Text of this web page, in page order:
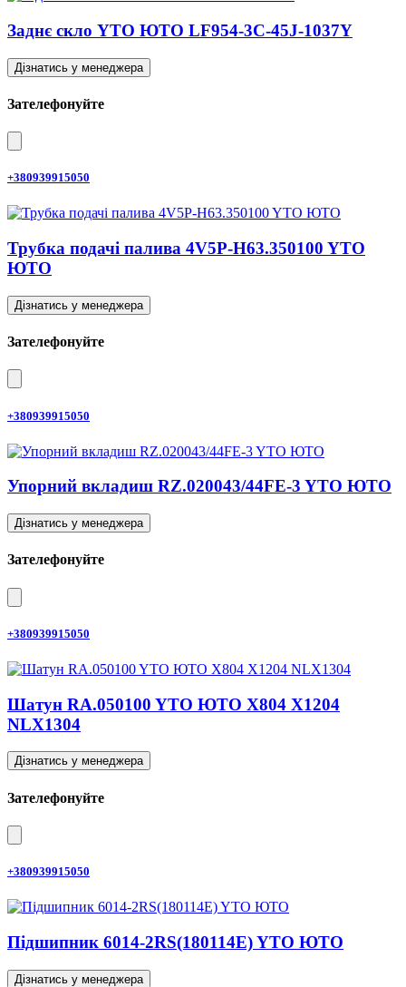
Заднє скло YTO ЮТО LF954-3C-45J-1037Y
Дізнатись у менеджера
Зателефонуйте
+380939915050
Трубка подачі палива 4V5P-H63.350100 YTO
ЮТО
Дізнатись у менеджера
Зателефонуйте
+380939915050
Упорний вкладиш RZ.020043/44FE-3 YTO ЮТО
Дізнатись у менеджера
Зателефонуйте
+380939915050
Шатун RA.050100 YTO ЮТО X804 X1204
NLX1304
Дізнатись у менеджера
Зателефонуйте
+380939915050
Підшипник 6014-2RS(180114E) YTO ЮТО
Дізнатись у менеджера